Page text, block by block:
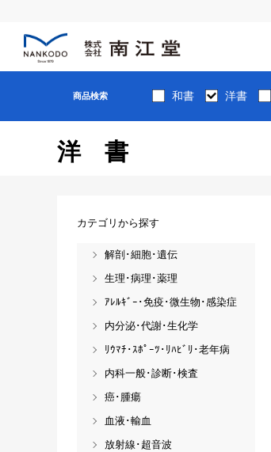
商品検索 和書 洋書
洋書
カテゴリから探す
解剖･細胞･遺伝
生理･病理･薬理
ｱﾚﾙｷﾞｰ･免疫･微生物･感染症
内分泌･代謝･生化学
ﾘｳﾏﾁ･ｽﾎﾟｰﾂ･ﾘﾊﾋﾞﾘ･老年病
内科一般･診断･検査
癌･腫瘍
血液･輸血
放射線･超音波